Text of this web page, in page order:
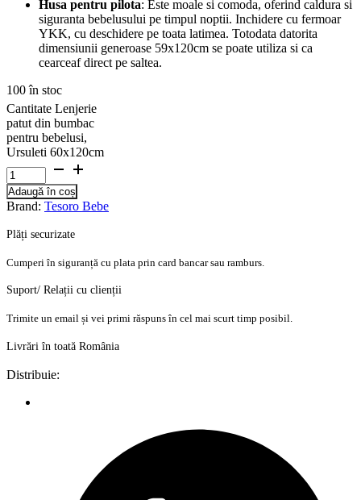
Husa pentru pilota: Este moale si comoda, oferind caldura si
siguranta bebelusului pe timpul noptii. Inchidere cu fermoar
YKK, cu deschidere pe toata latimea. Totodata datorita
dimensiunii generoase 59x120cm se poate utiliza si ca
cearceaf direct pe saltea.
100 în stoc
Cantitate Lenjerie
patut din bumbac
pentru bebelusi,
Ursuleti 60x120cm
Adaugă în coș
Brand: Tesoro Bebe
Plăți securizate
Cumperi în siguranță cu plata prin card bancar sau ramburs.
Suport/ Relații cu clienții
Trimite un email și vei primi răspuns în cel mai scurt timp posibil.
Livrări în toată România
Distribuie: